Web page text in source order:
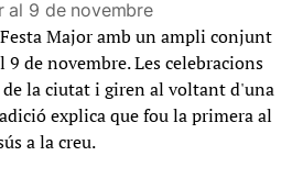
al 9 de novembre
Major amb un ampli conjunt
de novembre. Les celebracions
de la ciutat i giren al voltant d'una
explica que fou la primera al
a la creu.